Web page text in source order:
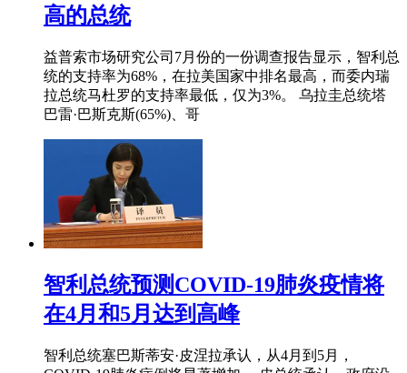
高的总统
益普索市场研究公司7月份的一份调查报告显示，智利总
统的支持率为68%，在拉美国家中排名最高，而委内瑞
拉总统马杜罗的支持率最低，仅为3%。 乌拉圭总统塔
巴雷·巴斯克斯(65%)、哥
智利总统预测COVID-19肺炎疫情将
在4月和5月达到高峰
智利总统塞巴斯蒂安·皮涅拉承认，从4月到5月，